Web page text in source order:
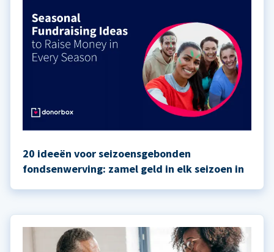
20 ideeën voor seizoensgebonden
fondsenwerving: zamel geld in elk seizoen in